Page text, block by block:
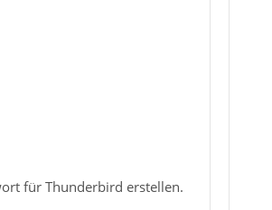
für Thunderbird erstellen.